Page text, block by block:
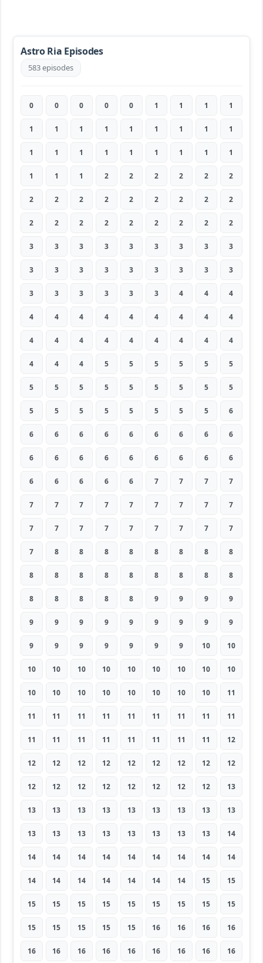
Astro Ria Episodes
583 episodes
0 0 0 0 0 1 1 1 1
1 1 1 1 1 1 1 1 1
1 1 1 1 1 1 1 1 1
1 1 1 2 2 2 2 2 2
2 2 2 2 2 2 2 2 2
2 2 2 2 2 2 2 2 2
3 3 3 3 3 3 3 3 3
3 3 3 3 3 3 3 3 3
3 3 3 3 3 3 4 4 4
4 4 4 4 4 4 4 4 4
4 4 4 4 4 4 4 4 4
4 4 4 5 5 5 5 5 5
5 5 5 5 5 5 5 5 5
5 5 5 5 5 5 5 5 6
6 6 6 6 6 6 6 6 6
6 6 6 6 6 6 6 6 6
6 6 6 6 6 7 7 7 7
7 7 7 7 7 7 7 7 7
7 7 7 7 7 7 7 7 7
7 8 8 8 8 8 8 8 8
8 8 8 8 8 8 8 8 8
8 8 8 8 8 9 9 9 9
9 9 9 9 9 9 9 9 9
9 9 9 9 9 9 9 10 10
10 10 10 10 10 10 10 10 10
10 10 10 10 10 10 10 10 11
11 11 11 11 11 11 11 11 11
11 11 11 11 11 11 11 11 12
12 12 12 12 12 12 12 12 12
12 12 12 12 12 12 12 12 13
13 13 13 13 13 13 13 13 13
13 13 13 13 13 13 13 13 14
14 14 14 14 14 14 14 14 14
14 14 14 14 14 14 14 15 15
15 15 15 15 15 15 15 15 15
15 15 15 15 15 16 16 16 16
16 16 16 16 16 16 16 16 16